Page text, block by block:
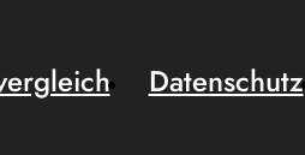
Datenschutz